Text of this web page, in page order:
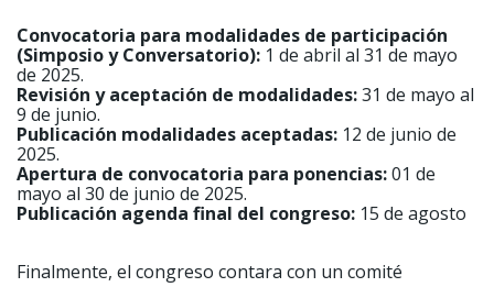
Convocatoria para modalidades de participación
(Simposio y Conversatorio): 1 de abril al 31 de mayo
de 2025.
Revisión y aceptación de modalidades:31 de mayo al
9 de junio.
Publicación modalidades aceptadas: 12 de junio de
2025.
Apertura de convocatoria para ponencias:01 de
mayo al 30 de junio de 2025.
Publicación agenda final del congreso: 15 de agosto
Finalmente, el congreso contara con un comité